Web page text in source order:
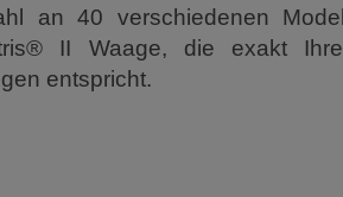
an 40 verschiedenen
II Waage, die exakt
entspricht.